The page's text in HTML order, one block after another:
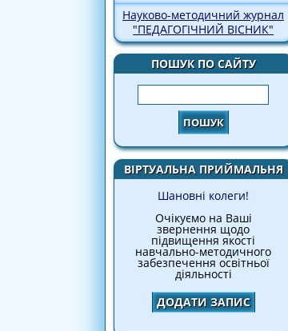
Науково-методичний журнал
"ПЕДАГОГІЧНИЙ ВІСНИК"
ПОШУК ПО САЙТУ
Пошук
ВІРТУАЛЬНА ПРИЙМАЛЬНЯ
Шановні колеги!
Очікуємо на Ваші
звернення щодо
підвищення якості
навчально-методичного
забезпечення освітньої
діяльності
ДОДАТИ ЗАПИС